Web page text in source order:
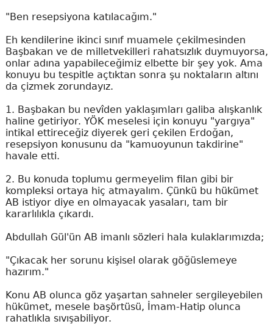
"Ben resepsiyona katılacağım."
Eh kendilerine ikinci sınıf muamele çekilmesinden
Başbakan ve de milletvekilleri rahatsızlık duymuyorsa,
onlar adına yapabileceğimiz elbette bir şey yok. Ama
konuyu bu tespitle açtıktan sonra şu noktaların altını
da çizmek zorundayız.
1. Başbakan bu nevîden yaklaşımları galiba alışkanlık
haline getiriyor. YÖK meselesi için konuyu "yargıya"
intikal ettireceğiz diyerek geri çekilen Erdoğan,
resepsiyon konusunu da "kamuoyunun takdirine"
havale etti.
2. Bu konuda toplumu germeyelim filan gibi bir
kompleksi ortaya hiç atmayalım. Çünkü bu hükümet
AB istiyor diye en olmayacak yasaları, tam bir
kararlılıkla çıkardı.
Abdullah Gül'ün AB imanlı sözleri hala kulaklarımızda;
"Çıkacak her sorunu kişisel olarak göğüslemeye
hazırım."
Konu AB olunca göz yaşartan sahneler sergileyebilen
hükümet, mesele başörtüsü, İmam-Hatip olunca
rahatlıkla sıvışabiliyor.